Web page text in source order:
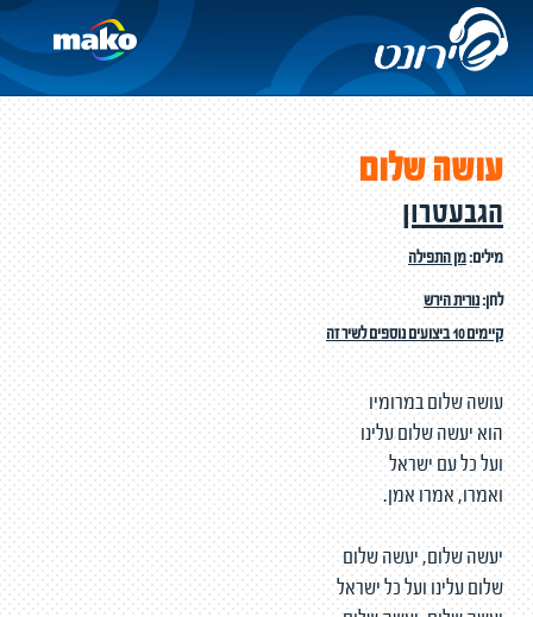
עושה שלום
הגבעטרון
מילים:מן התפילה
לחן:נורית הירש
קיימים 10 ביצועים נוספים לשיר זה
עושה שלום במרומיו
הוא יעשה שלום עלינו
ועל כל עם ישראל
ואמרו, אמרו אמן.
יעשה שלום, יעשה שלום
שלום עלינו ועל כל ישראל